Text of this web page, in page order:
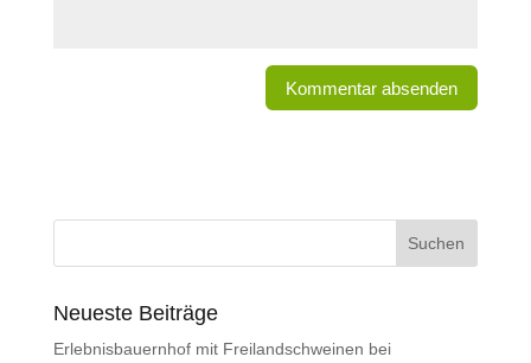
Neueste Beiträge
Erlebnisbauernhof mit Freilandschweinen bei